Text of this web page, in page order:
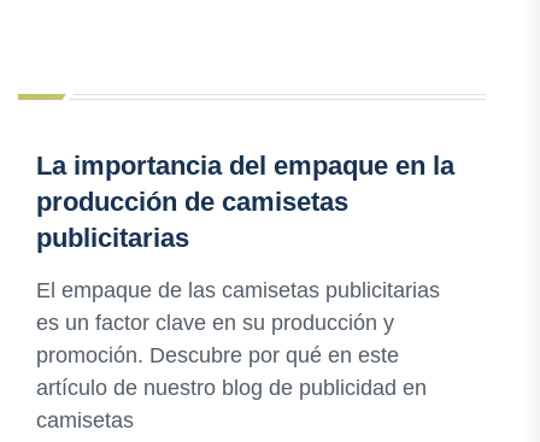
La importancia del empaque en la
producción de camisetas
publicitarias
El empaque de las camisetas publicitarias
es un factor clave en su producción y
promoción. Descubre por qué en este
artículo de nuestro blog de publicidad en
camisetas